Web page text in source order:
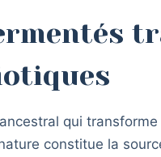
qui
constitue la